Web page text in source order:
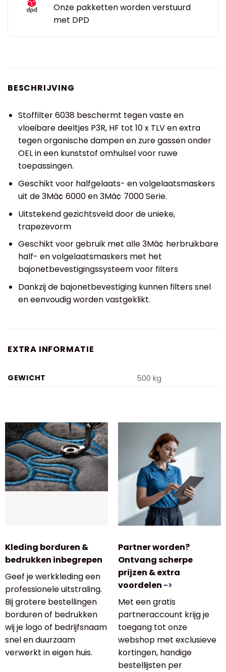
Onze pakketten worden verstuurd
met DPD
BESCHRIJVING
Stoffilter 6038 beschermt tegen vaste en
vloeibare deeltjes P3R, HF tot 10 x TLV en extra
tegen organische dampen en zure gassen onder
OEL in een kunststof omhulsel voor ruwe
toepassingen.
Geschikt voor halfgelaats- en volgelaatsmaskers
uit de 3Mâ¢ 6000 en 3Mâ¢ 7000 Serie.
Uitstekend gezichtsveld door de unieke,
trapezevorm
Geschikt voor gebruik met alle 3Mâ¢ herbruikbare
half- en volgelaatsmaskers met het
bajonetbevestigingssysteem voor filters
Dankzij de bajonetbevestiging kunnen filters snel
en eenvoudig worden vastgeklikt.
EXTRA INFORMATIE
GEWICHT 500 kg
Kleding borduren &
bedrukken inbegrepen
Geef je werkkleding een
professionele uitstraling.
Bij grotere bestellingen
borduren of bedrukken
wij je logo of bedrijfsnaam
snel en duurzaam
verwerkt in eigen huis.
Partner worden?
Ontvang scherpe
prijzen & extra
voordelen ->
Met een gratis
partneraccount krijg je
toegang tot onze
webshop met exclusieve
kortingen, handige
bestellijsten per